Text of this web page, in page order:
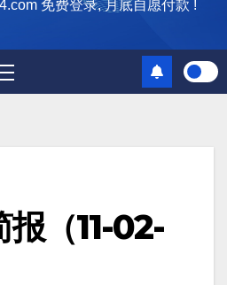
免费登录, 月底自愿付款 !
报（11-02-